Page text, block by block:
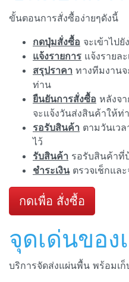
ขั้นตอนการสั่งซื้อง่ายๆดังนี้
กดปุ่มสั่งซื้อ จะเข้าไปยั
แจ้งรายการ แจ้งรายล
สรุปราคา ทางทีมงาน
ท่าน
ยืนยันการสั่งซื้อ หลังจ
จะแจ้งวันส่งสินค้าให้ท่
รอรับสินค้า ตามวันเว
ไว้
รับสินค้า รอรับสินค้าที่
ชำระเงินตรวจเช็กแล
กดเพื่อ สั่งซื้อ
จุดเด่นของ
บริการจัดส่งแผ่นพื้น พร้อมเก็